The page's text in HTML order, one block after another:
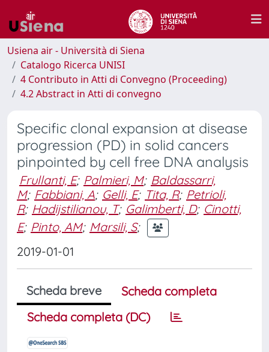
Usiena air - Università di Siena
Catalogo Ricerca UNISI
4 Contributo in Atti di Convegno (Proceeding)
4.2 Abstract in Atti di convegno
Specific clonal expansion at disease
progression (PD) in solid cancers
pinpointed by cell free DNA analysis
Frullanti, E; Palmieri, M; Baldassarri,
M; Fabbiani, A; Gelli, E; Tita, R; Petrioli,
R; Hadijstilianou, T; Galimberti, D; Cinotti,
E; Pinto, AM; Marsili, S;
2019-01-01
Scheda breve
Scheda completa
Scheda completa (DC)